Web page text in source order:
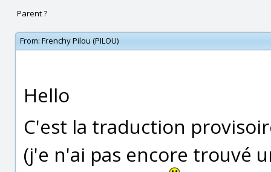
Parent ?
From: Frenchy Pilou (PILOU)
Hello
C'est la traduction
(j'e n'ai pas encore trouvé